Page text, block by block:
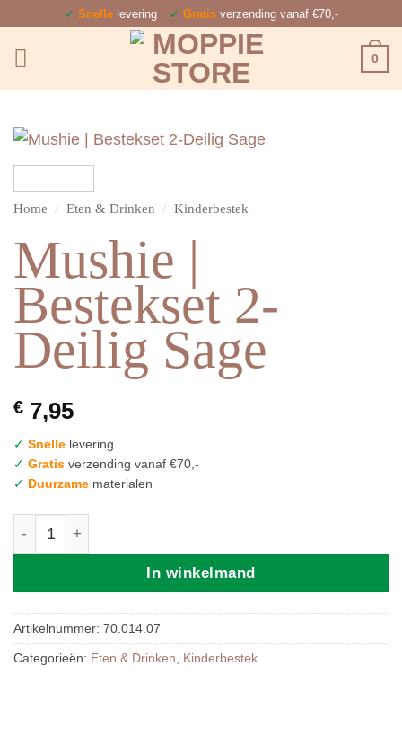
inhoud
✓ Snellelevering ✓ Gratisverzending vanaf €70,-
0
Home / Eten & Drinken / Kinderbestek
Mushie |
Bestekset 2-
Deilig Sage
€ 7,95
✓ Snelle levering
✓ Gratis verzending vanaf €70,-
✓ Duurzame materialen
In winkelmand
Artikelnummer: 70.014.07
Categorieën: Eten & Drinken Kinderbestek